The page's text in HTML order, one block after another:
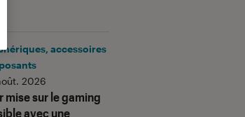
mise sur le gaming
avec une
accessoires
2026